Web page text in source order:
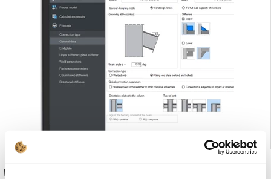
Modulfunktionen: